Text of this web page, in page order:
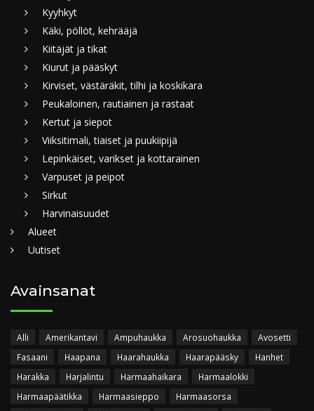
Kyyhkyt
Käki, pöllöt, kehrääjä
Kiitäjät ja tikat
Kiurut ja pääskyt
Kirviset, västäräkit, tilhi ja koskikara
Peukaloinen, rautiainen ja rastaat
Kertut ja siepot
Viiksitimali, tiaiset ja puukiipijä
Lepinkäiset, varikset ja kottarainen
Varpuset ja peipot
Sirkut
Harvinaisuudet
Alueet
Uutiset
Avainsanat
Alli Amerikantavi Ampuhaukka Arosuohaukka
Avosetti
Fasaani
Haapana Haarahaukka Haarapääsky
Hanhet
Harakka
Harjalintu Harmaahaikara
Harmaalokki
Harmaapäätikka
Harmaasieppo
Harmaasorsa